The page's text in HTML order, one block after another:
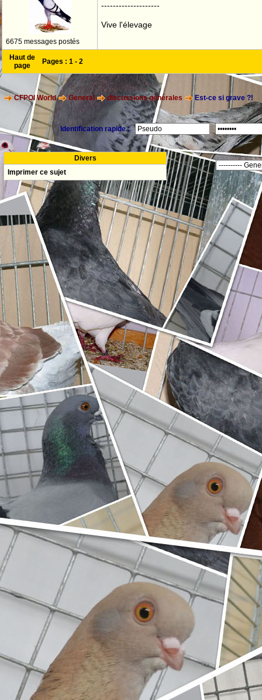
6675 messages postés
--------------------
Vive l'élevage
Haut de
page
Pages : 1 - 2
CFPOI World General discussions générales Est-ce si grave ?!
Identification rapide :
Divers
Imprimer ce sujet